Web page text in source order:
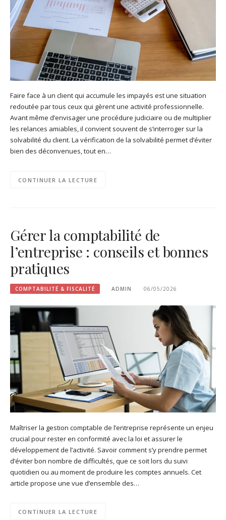
Faire face à un client qui accumule les impayés est une situation
redoutée par tous ceux qui gèrent une activité professionnelle.
Avant même d’envisager une procédure judiciaire ou de multiplier
les relances amiables, il convient souvent de s’interroger sur la
solvabilité du client. La vérification de la solvabilité permet d’éviter
bien des déconvenues, tout en…
CONTINUER LA LECTURE
Gérer la comptabilité de
l’entreprise : conseils et bonnes
pratiques
COMPTABILITÉ & FISCALITÉ ADMIN 06/05/2026
Maîtriser la gestion comptable de l’entreprise représente un enjeu
crucial pour rester en conformité avec la loi et assurer le
développement de l’activité. Savoir comment s’y prendre permet
d’éviter bon nombre de difficultés, que ce soit lors du suivi
quotidien ou au moment de produire les comptes annuels. Cet
article propose une vue d’ensemble des…
CONTINUER LA LECTURE